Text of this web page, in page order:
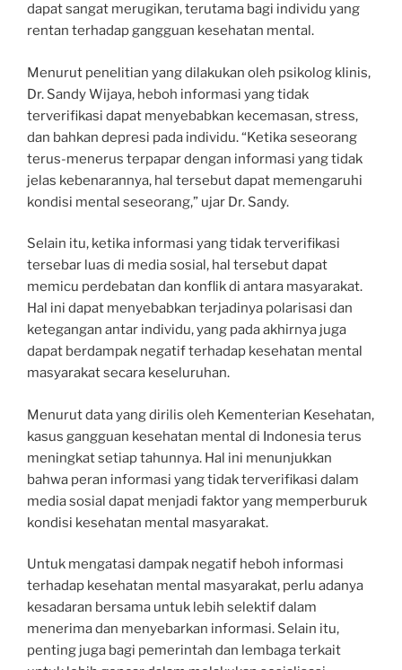
dapat sangat merugikan, terutama bagi individu yang
rentan terhadap gangguan kesehatan mental.
Menurut penelitian yang dilakukan oleh psikolog klinis,
Dr. Sandy Wijaya, heboh informasi yang tidak
terverifikasi dapat menyebabkan kecemasan, stress,
dan bahkan depresi pada individu. “Ketika seseorang
terus-menerus terpapar dengan informasi yang tidak
jelas kebenarannya, hal tersebut dapat memengaruhi
kondisi mental seseorang,” ujar Dr. Sandy.
Selain itu, ketika informasi yang tidak terverifikasi
tersebar luas di media sosial, hal tersebut dapat
memicu perdebatan dan konflik di antara masyarakat.
Hal ini dapat menyebabkan terjadinya polarisasi dan
ketegangan antar individu, yang pada akhirnya juga
dapat berdampak negatif terhadap kesehatan mental
masyarakat secara keseluruhan.
Menurut data yang dirilis oleh Kementerian Kesehatan,
kasus gangguan kesehatan mental di Indonesia terus
meningkat setiap tahunnya. Hal ini menunjukkan
bahwa peran informasi yang tidak terverifikasi dalam
media sosial dapat menjadi faktor yang memperburuk
kondisi kesehatan mental masyarakat.
Untuk mengatasi dampak negatif heboh informasi
terhadap kesehatan mental masyarakat, perlu adanya
kesadaran bersama untuk lebih selektif dalam
menerima dan menyebarkan informasi. Selain itu,
penting juga bagi pemerintah dan lembaga terkait